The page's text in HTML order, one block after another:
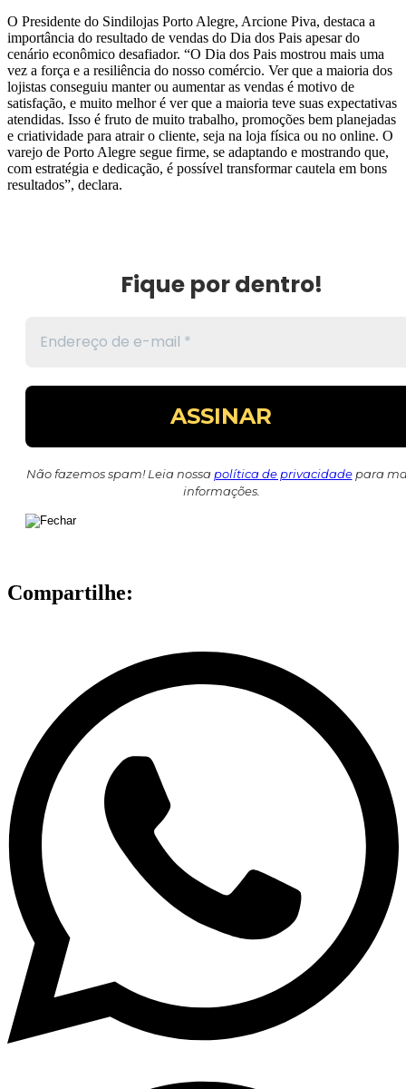
O Presidente do Sindilojas Porto Alegre, Arcione Piva, destaca a
importância do resultado de vendas do Dia dos Pais apesar do
cenário econômico desafiador. “O Dia dos Pais mostrou mais uma
vez a força e a resiliência do nosso comércio. Ver que a maioria dos
lojistas conseguiu manter ou aumentar as vendas é motivo de
satisfação, e muito melhor é ver que a maioria teve suas expectativas
atendidas. Isso é fruto de muito trabalho, promoções bem planejadas
e criatividade para atrair o cliente, seja na loja física ou no online. O
varejo de Porto Alegre segue firme, se adaptando e mostrando que,
com estratégia e dedicação, é possível transformar cautela em bons
resultados”, declara.
Fique por dentro!
Não fazemos spam! Leia nossapolítica de privacidadepara
informações.
Compartilhe: